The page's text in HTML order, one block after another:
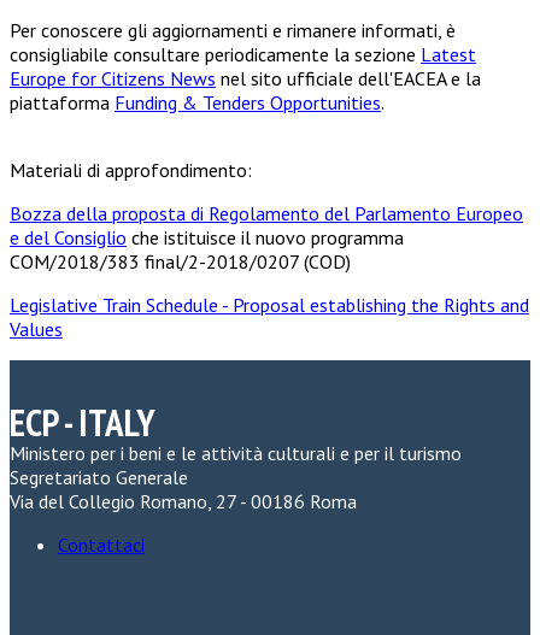
Per conoscere gli aggiornamenti e rimanere informati, è
consigliabile consultare periodicamente la sezione Latest
Europe for Citizens News nel sito ufficiale dell'EACEA e la
piattaforma Funding & Tenders Opportunities.
Materiali di approfondimento:
Bozza della proposta di Regolamento del Parlamento Europeo
e del Consiglio che istituisce il nuovo programma
COM/2018/383 final/2-2018/0207 (COD)
Legislative Train Schedule - Proposal establishing the Rights and
Values
ECP - ITALY
Ministero per i beni e le attività culturali e per il turismo
Segretariato Generale
Via del Collegio Romano, 27 - 00186 Roma
Contattaci